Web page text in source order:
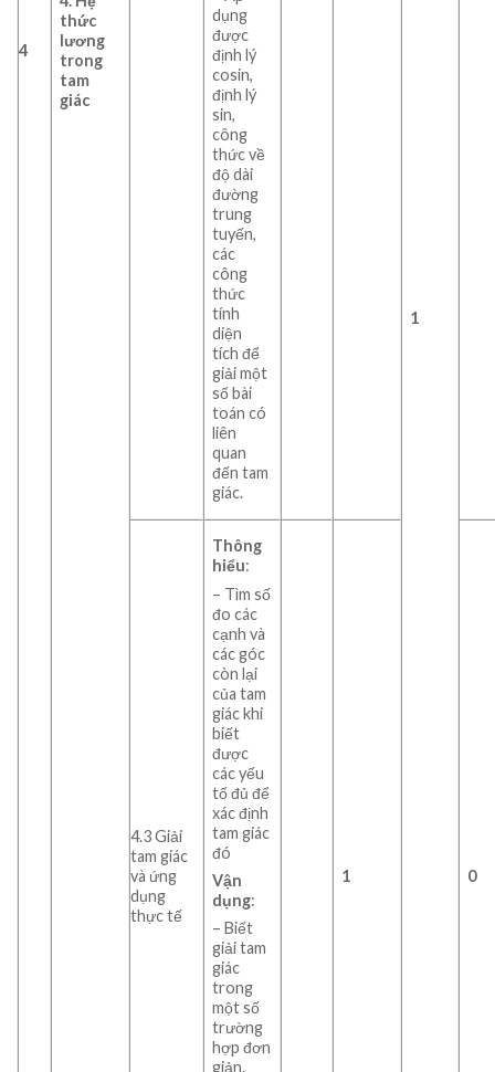
4
thức
lương
trong
tam
giác
dụng
được
định lý
cosin,
định lý
sin,
công
thức về
độ dài
đường
trung
tuyến,
các
công
thức
tính
diện
tích để
giải một
số bài
toán có
liên
quan
đến tam
giác.
1
4.3 Giải
tam giác
và ứng
dụng
thực tế
Thông
hiểu:
– Tìm số
đo các
cạnh và
các góc
còn lại
của tam
giác khi
biết
được
các yếu
tố đủ để
xác định
tam giác
đó
Vận
dụng:
– Biết
giải tam
giác
trong
một số
trường
hợp đơn
giản.
1 0